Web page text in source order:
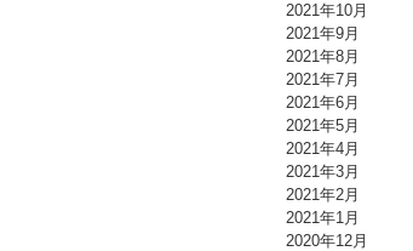
2021年10月
2021年9月
2021年8月
2021年7月
2021年6月
2021年5月
2021年4月
2021年3月
2021年2月
2021年1月
2020年12月